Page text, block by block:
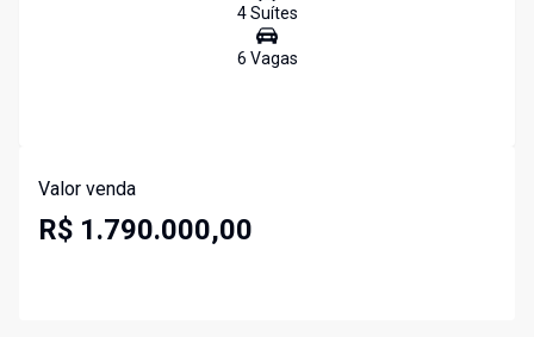
4Suítes
6 Vagas
Valor venda
R$ 1.790.000,00